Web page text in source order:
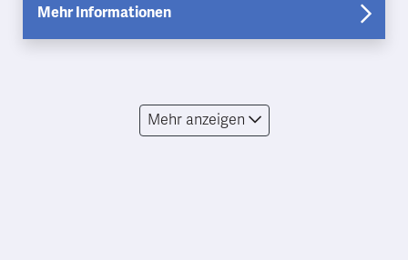
Mehr Informationen
Mehr anzeigen